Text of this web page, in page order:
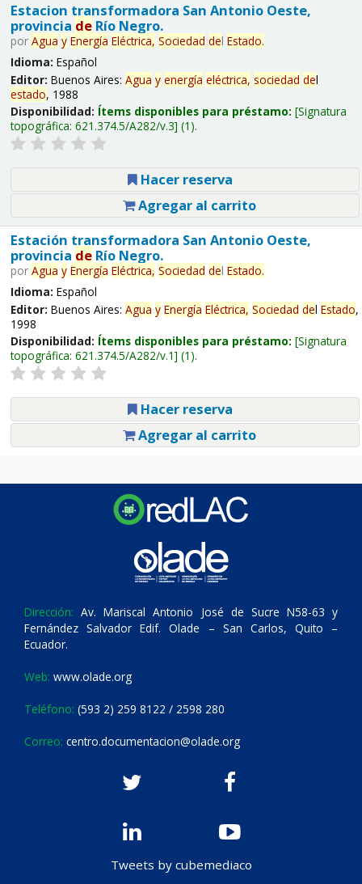
Estacion transformadora San Antonio Oeste,
provincia deRío Negro.
por Agua y Energía Eléctrica, Sociedad del Estado.
Idioma: Español
Editor: Buenos Aires: Agua y energía eléctrica, sociedad del
estado, 1988
Disponibilidad: Ítems disponibles para préstamo: Signatura
topográfica: 621.374.5/A282/v.3 (1).
Hacer reserva
Agregar al carrito
Estación transformadora San Antonio Oeste,
provincia deRío Negro.
por Agua y Energía Eléctrica, Sociedad del Estado.
Idioma: Español
Editor: Buenos Aires: Agua y Energía Eléctrica, Sociedad del Estado,
1998
Disponibilidad: Ítems disponibles para préstamo: Signatura
topográfica: 621.374.5/A282/v.1 (1).
Hacer reserva
Agregar al carrito
Dirección: Av. Mariscal Antonio José de Sucre N58-63 y
Fernández Salvador Edif. Olade – San Carlos, Quito –
Ecuador.
Web: www.olade.org
Teléfono: (593 2) 259 8122 / 2598 280
Correo: centro.documentacion@olade.org
Tweets by cubemediaco